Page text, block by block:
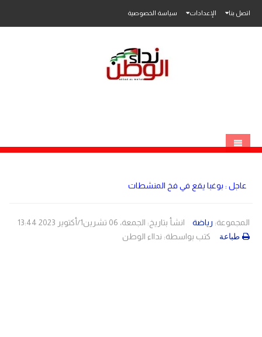
اتصل بنا الإعدادات سياسة الخصوصية
عاجل : بوغبا يقع في فخ المنشطات
المجموعة: رياضة
انشأ بتاريخ: الجمعة، 06 تشرين1/أكتوير 2023 13:44
كتب بواسطة: ندااء الوطن طباعة
محلي
فلسطين
عربي